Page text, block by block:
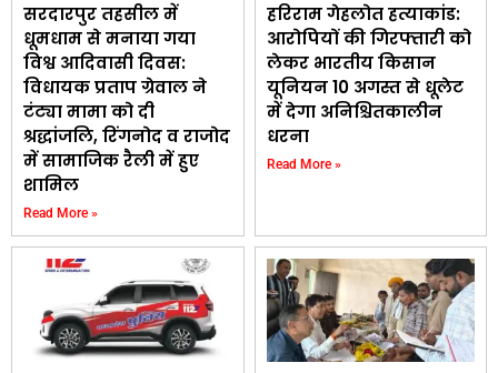
सरदारपुर तहसील में
धूमधाम से मनाया गया
विश्व आदिवासी दिवस:
विधायक प्रताप ग्रेवाल ने
टंट्या मामा को दी
श्रद्धांजलि, रिंगनोद व राजोद
में सामाजिक रैली में हुए
शामिल
Read More »
हरिराम गेहलोत हत्याकांड:
आरोपियों की गिरफ्तारी को
लेकर भारतीय किसान
यूनियन 10 अगस्त से धूलेट
में देगा अनिश्चितकालीन
धरना
Read More »